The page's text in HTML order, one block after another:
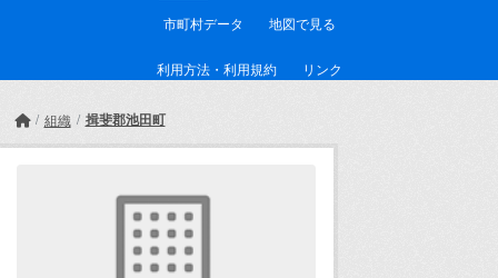
市町村データ 地図で見る
利用方法・利用規約 リンク
組織 揖斐郡池田町